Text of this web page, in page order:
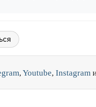
,Youtube, Instagram